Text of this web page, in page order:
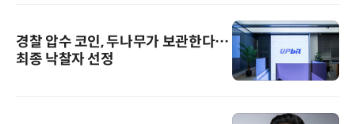
경찰 압수 코인, 두나무가 보관한다…
최종 낙찰자 선정